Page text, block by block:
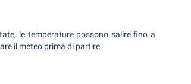
le temperature possono salire fino a
il meteo prima di partire.